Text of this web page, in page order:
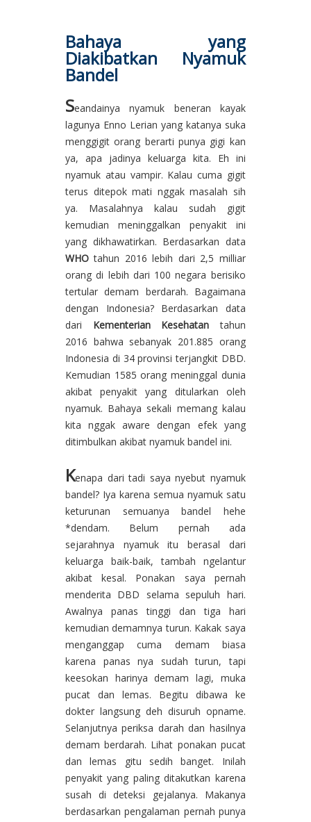
Bahaya yang
Diakibatkan Nyamuk
Bandel
Seandainya nyamuk beneran kayak
lagunya Enno Lerian yang katanya suka
menggigit orang berarti punya gigi kan
ya, apa jadinya keluarga kita. Eh ini
nyamuk atau vampir. Kalau cuma gigit
terus ditepok mati nggak masalah sih
ya. Masalahnya kalau sudah gigit
kemudian meninggalkan penyakit ini
yang dikhawatirkan. Berdasarkan data
WHO tahun 2016 lebih dari 2,5 milliar
orang di lebih dari 100 negara berisiko
tertular demam berdarah. Bagaimana
dengan Indonesia? Berdasarkan data
dari Kementerian Kesehatantahun
2016 bahwa sebanyak 201.885 orang
Indonesia di 34 provinsi terjangkit DBD.
Kemudian 1585 orang meninggal dunia
akibat penyakit yang ditularkan oleh
nyamuk. Bahaya sekali memang kalau
kita nggak aware dengan efek yang
ditimbulkan akibat nyamuk bandel ini.
Kenapa dari tadi saya nyebut nyamuk
bandel? Iya karena semua nyamuk satu
keturunan semuanya bandel hehe
*dendam. Belum pernah ada
sejarahnya nyamuk itu berasal dari
keluarga baik-baik, tambah ngelantur
akibat kesal. Ponakan saya pernah
menderita DBD selama sepuluh hari.
Awalnya panas tinggi dan tiga hari
kemudian demamnya turun. Kakak saya
menganggap cuma demam biasa
karena panas nya sudah turun, tapi
keesokan harinya demam lagi, muka
pucat dan lemas. Begitu dibawa ke
dokter langsung deh disuruh opname.
Selanjutnya periksa darah dan hasilnya
demam berdarah. Lihat ponakan pucat
dan lemas gitu sedih banget. Inilah
penyakit yang paling ditakutkan karena
susah di deteksi gejalanya. Makanya
berdasarkan pengalaman pernah punya